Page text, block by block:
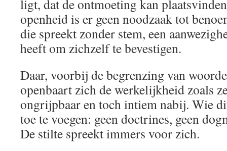
ligt, dat de ontmoeting kan
openheid is er geen noodzaak tot
die spreekt zonder stem, een
heeft om zichzelf te bevestigen.
Daar, voorbij de begrenzing van
openbaart zich de werkelijkheid zoals
ongrijpbaar en toch intiem nabij. Wie
toe te voegen: geen doctrines, geen
De stilte spreekt immers voor zich.